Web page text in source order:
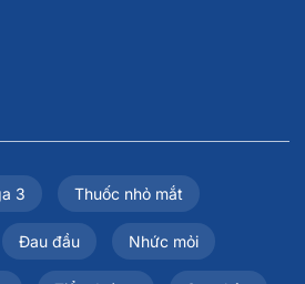
3 Thuốc nhỏ mắt
Đau đầu Nhức mỏi